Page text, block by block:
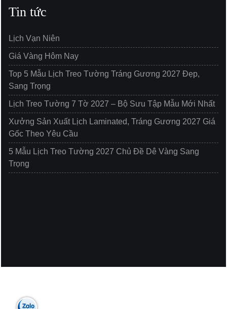
Tin tức
Lịch Vạn Niên
Giá Vàng Hôm Nay
Top 5 Mẫu Lịch Treo Tường Tráng Gương 2027 Đẹp,
Sang Trọng
Lịch Treo Tường 7 Tờ 2027 – Bộ Sưu Tập Mẫu Mới Nhất
Xưởng Sản Xuất Lịch Laminated, Tráng Gương 2027 Giá
Gốc Theo Yêu Cầu
5 Mẫu Lịch Treo Tường 2027 Chủ Đề Dê Vàng Sang
Trọng